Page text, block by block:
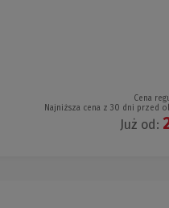
Cena
Najniższa cena z 30 dni przed
Już od: